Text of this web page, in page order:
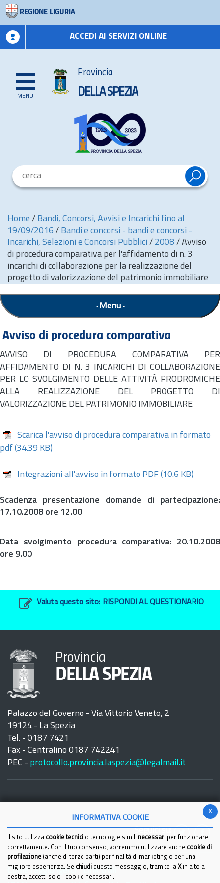
REGIONE LIGURIA
ACCEDI AI SERVIZI ONLINE
MENU
Provincia
DELLA SPEZIA
Home / Bandi, Concorsi, Avvisi e Incarichi fino al
19/09/2016 / Bandi e concorsi - bandi e concorsi -
Incarichi, Selezioni e Concorsi Pubblici / 2008 / Avviso
di procedura comparativa per l'affidamento di n. 3
incarichi di collaborazione per la realizzazione del
progetto di valorizzazione del patrimonio immobiliare
Menu
Avviso di procedura comparativa
AVVISO DI PROCEDURA COMPARATIVA PER
AFFIDAMENTO DI N. 3 INCARICHI DI COLLABORAZIONE
PER LO SVOLGIMENTO DELLE ATTIVITÀ PRODROMICHE
ALLA REALIZZAZIONE DEL PROGETTO DI
VALORIZZAZIONE DEL PATRIMONIO IMMOBILIARE
Scarica l'avviso di procedura comparativa in formato
pdf (34.39 KB)
Integrazioni all'avviso in formato PDF (10.6 KB)
Scadenza presentazione domande di partecipazione:
17.10.2008 ore 12.00
Data svolgimento procedura comparativa: 20.10.2008
ore 9.00
Valuta questo sito: RISPONDI AL QUESTIONARIO
Provincia
DELLA SPEZIA
Palazzo del Governo - Via Vittorio Veneto, 2
19124 - La Spezia
Tel. - 0187 7421
Fax - Centralino 0187 742241
PEC - protocollo.provincia.laspezia@legalmail.it
Seguici su:
Come raggiungerci
Link Utili
x
INFORMATIVA COOKIE
Il sito utilizza cookie tecnici o tecnologie simili necessari per funzionare
correttamente. Con il tuo consenso, vorremmo utilizzare anche cookie di
profilazione (anche di terze parti) per finalità di marketing o per una
migliore esperienza. Se chiudi questo messaggio, tramite la Xin alto a
destra, accetti solo i cookie necessari.